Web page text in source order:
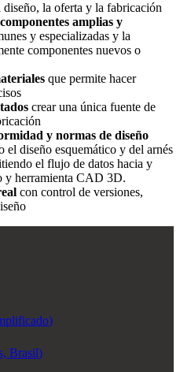
diseño, la oferta y la fabricación
amplias y
y especializadas y la
componentes nuevos o
que permite hacer
crear una única fuente de
y normas de diseño
el diseño esquemático y del arnés
el flujo de datos hacia y
y herramienta CAD 3D.
con control de versiones,
)
Brasil)